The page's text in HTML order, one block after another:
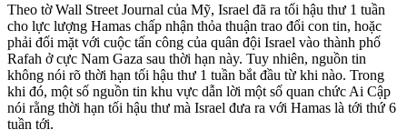
Theo tờ Wall Street Journal của Mỹ, Israel đã ra tối hậu thư 1 tuần
cho lực lượng Hamas chấp nhận thỏa thuận trao đổi con tin, hoặc
phải đối mặt với cuộc tấn công của quân đội Israel vào thành phố
Rafah ở cực Nam Gaza sau thời hạn này. Tuy nhiên, nguồn tin
không nói rõ thời hạn tối hậu thư 1 tuần bắt đầu từ khi nào. Trong
khi đó, một số nguồn tin khu vực dẫn lời một số quan chức Ai Cập
nói rằng thời hạn tối hậu thư mà Israel đưa ra với Hamas là tới thứ 6
tuần tới.